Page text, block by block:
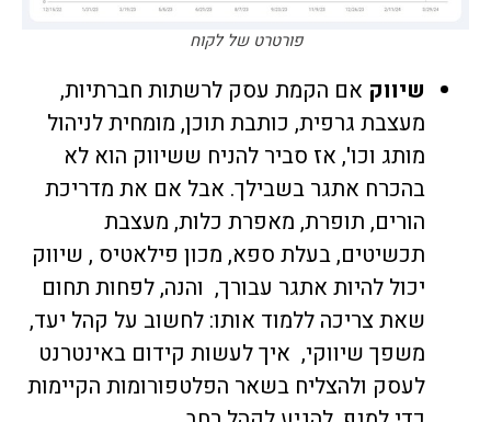
פורטרט של לקוח
שיווק אם הקמת עסק לרשתות חברתיות,
מעצבת גרפית, כותבת תוכן, מומחית לניהול
מותג וכו', אז סביר להניח ששיווק הוא לא
בהכרח אתגר בשבילך. אבל אם את מדריכת
הורים, תופרת, מאפרת כלות, מעצבת
תכשיטים, בעלת ספא, מכון פילאטיס , שיווק
יכול להיות אתגר עבורך, והנה, לפחות תחום
שאת צריכה ללמוד אותו: לחשוב על קהל יעד,
משפך שיווקי, איך לעשות קידום באינטרנט
לעסק ולהצליח בשאר הפלטפורומות הקיימות